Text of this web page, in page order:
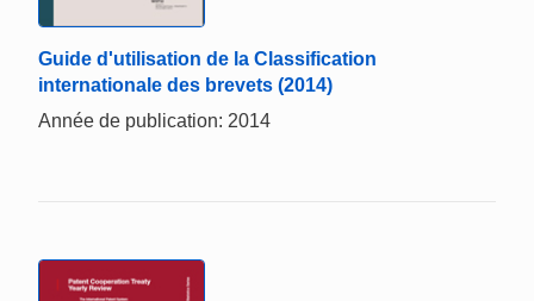
Guide d'utilisation de la Classification
internationale des brevets (2014)
Année de publication: 2014